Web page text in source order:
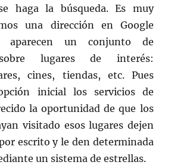
haga la búsqueda. Es muy
una dirección en Google
un conjunto de
sobre lugares de interés:
cines, tiendas, etc. Pues
inicial los servicios de
la oportunidad de que los
visitado esos lugares dejen
escrito y le den determinada
un sistema de estrellas.